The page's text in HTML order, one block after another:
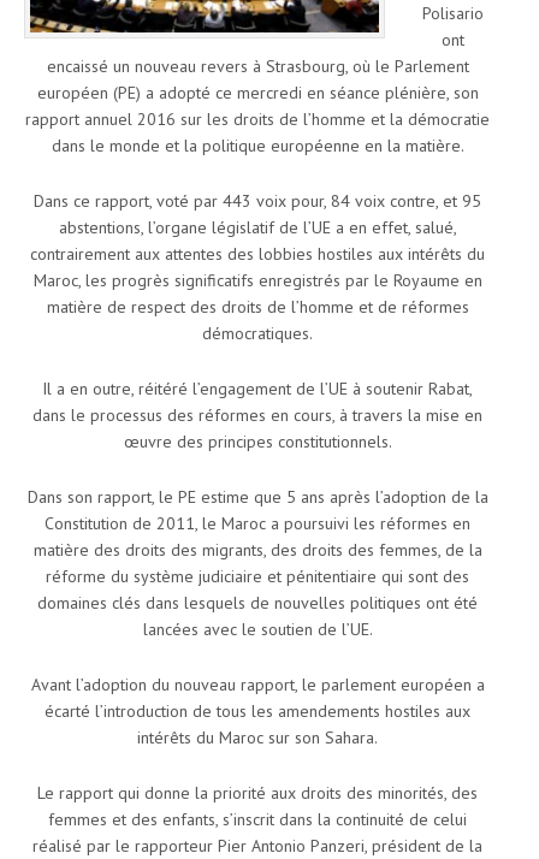
Polisario
ont
encaissé un nouveau revers à Strasbourg, où le Parlement
européen (PE) a adopté ce mercredi en séance plénière, son
rapport annuel 2016 sur les droits de l’homme et la démocratie
dans le monde et la politique européenne en la matière.
Dans ce rapport, voté par 443 voix pour, 84 voix contre, et 95
abstentions, l’organe législatif de l’UE a en effet, salué,
contrairement aux attentes des lobbies hostiles aux intérêts du
Maroc, les progrès significatifs enregistrés par le Royaume en
matière de respect des droits de l’homme et de réformes
démocratiques.
Il a en outre, réitéré l’engagement de l’UE à soutenir Rabat,
dans le processus des réformes en cours, à travers la mise en
œuvre des principes constitutionnels.
Dans son rapport, le PE estime que 5 ans après l’adoption de la
Constitution de 2011, le Maroc a poursuivi les réformes en
matière des droits des migrants, des droits des femmes, de la
réforme du système judiciaire et pénitentiaire qui sont des
domaines clés dans lesquels de nouvelles politiques ont été
lancées avec le soutien de l’UE.
Avant l’adoption du nouveau rapport, le parlement européen a
écarté l’introduction de tous les amendements hostiles aux
intérêts du Maroc sur son Sahara.
Le rapport qui donne la priorité aux droits des minorités, des
femmes et des enfants, s’inscrit dans la continuité de celui
réalisé par le rapporteur Pier Antonio Panzeri, président de la